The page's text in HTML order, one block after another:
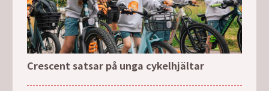
Crescent satsar på unga cykelhjältar